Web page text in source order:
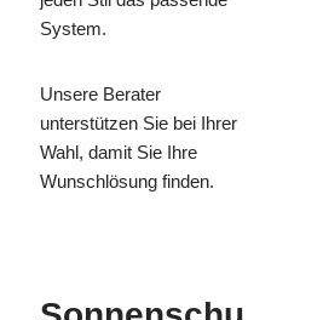
System.
Unsere Berater
unterstützen Sie bei Ihrer
Wahl, damit Sie Ihre
Wunschlösung finden.